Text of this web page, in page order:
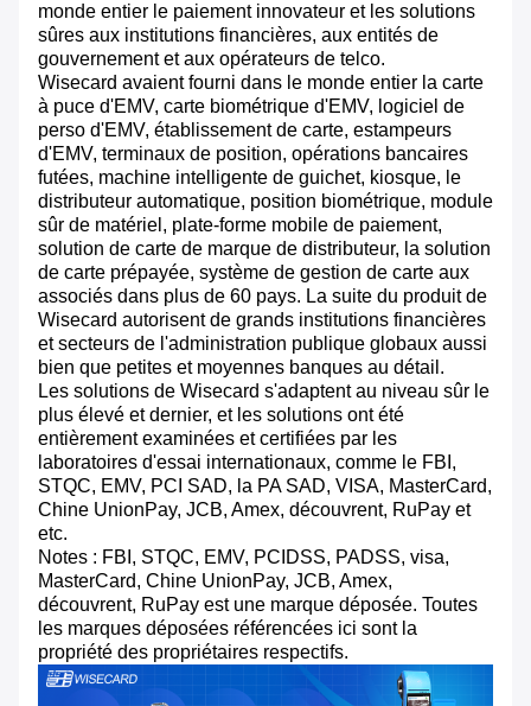
monde entier le paiement innovateur et les solutions
sûres aux institutions financières, aux entités de
gouvernement et aux opérateurs de telco.
Wisecard avaient fourni dans le monde entier la carte
à puce d'EMV, carte biométrique d'EMV, logiciel de
perso d'EMV, établissement de carte, estampeurs
d'EMV, terminaux de position, opérations bancaires
futées, machine intelligente de guichet, kiosque, le
distributeur automatique, position biométrique, module
sûr de matériel, plate-forme mobile de paiement,
solution de carte de marque de distributeur, la solution
de carte prépayée, système de gestion de carte aux
associés dans plus de 60 pays. La suite du produit de
Wisecard autorisent de grands institutions financières
et secteurs de l'administration publique globaux aussi
bien que petites et moyennes banques au détail.
Les solutions de Wisecard s'adaptent au niveau sûr le
plus élevé et dernier, et les solutions ont été
entièrement examinées et certifiées par les
laboratoires d'essai internationaux, comme le FBI,
STQC, EMV, PCI SAD, la PA SAD, VISA, MasterCard,
Chine UnionPay, JCB, Amex, découvrent, RuPay et
etc.
Notes : FBI, STQC, EMV, PCIDSS, PADSS, visa,
MasterCard, Chine UnionPay, JCB, Amex,
découvrent, RuPay est une marque déposée. Toutes
les marques déposées référencées ici sont la
propriété des propriétaires respectifs.